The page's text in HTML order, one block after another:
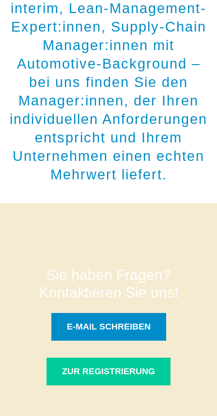
interim, Lean-Management-
Expert:innen, Supply-Chain
Manager:innen mit
Automotive-Background –
bei uns finden Sie den
Manager:innen, der Ihren
individuellen Anforderungen
entspricht und Ihrem
Unternehmen einen echten
Mehrwert liefert.
Sie haben Fragen?
Kontaktieren Sie uns!
E-MAIL SCHREIBEN
ZUR REGISTRIERUNG